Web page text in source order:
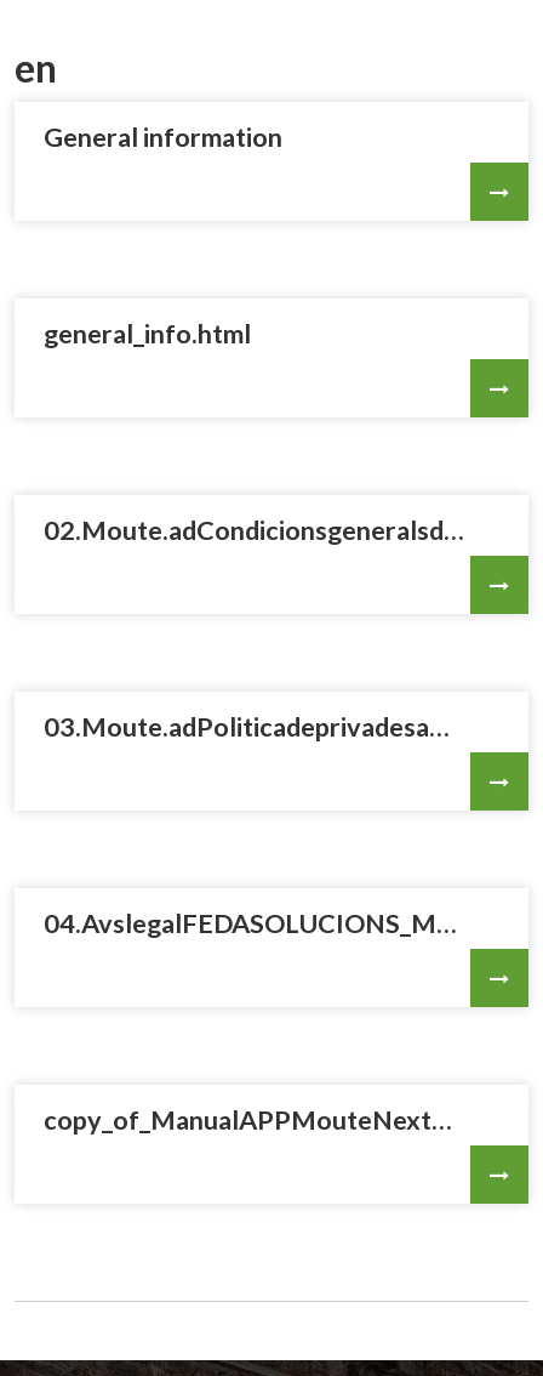
en
General information
general_info.html
02.Moute.adCondicionsgeneralsdecontractaci_revlegal_31032026VF.pdf
03.Moute.adPoliticadeprivadesaMOUTENEXTGEN_revlegal_31032026VF.pdf
04.AvslegalFEDASOLUCIONS_Moute.02042026VF.pdf
copy_of_ManualAPPMouteNextGenrevisiofinal.pdf